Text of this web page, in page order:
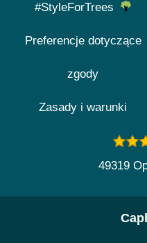
#StyleForTrees
Preferencje dotyczące
zgody
Zasady i warunki
49319